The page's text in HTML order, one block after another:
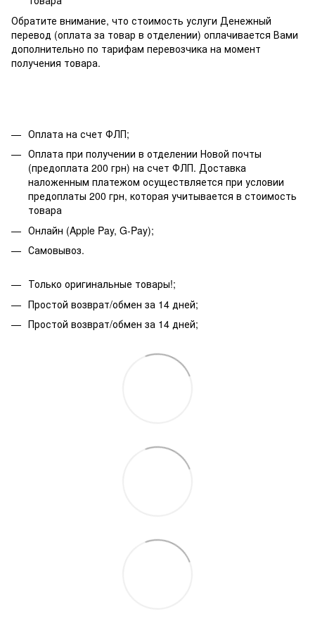
Обратите внимание, что стоимость услуги Денежный
перевод (оплата за товар в отделении) оплачивается Вами
дополнительно по тарифам перевозчика на момент
получения товара.
Оплата на счет ФЛП;
Оплата при получении в отделении Новой почты
(предоплата 200 грн) на счет ФЛП. Доставка
наложенным платежом осуществляется при условии
предоплаты 200 грн, которая учитывается в стоимость
товара
Онлайн (Apple Pay, G-Pay);
Самовывоз.
Только оригинальные товары!;
Простой возврат/обмен за 14 дней;
Простой возврат/обмен за 14 дней;